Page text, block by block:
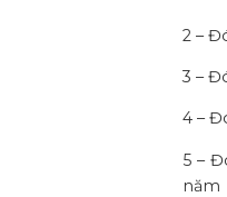
2 –
3 –
4 –
5 –